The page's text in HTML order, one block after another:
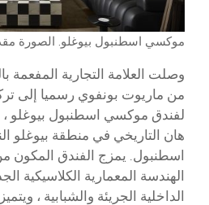
موكسي اسطنبول بيوغلو. الصورة
وصلت العلامة التجارية المفعمة
من ماريوت بونفوي رسميا إلى
لفندق موكسي اسطنبول بيوغلو ،
هان التاريخي في منطقة بيوغلو
الهندسة المعمارية الكلاسيكية
الداخلية الجريئة والشبابية ،